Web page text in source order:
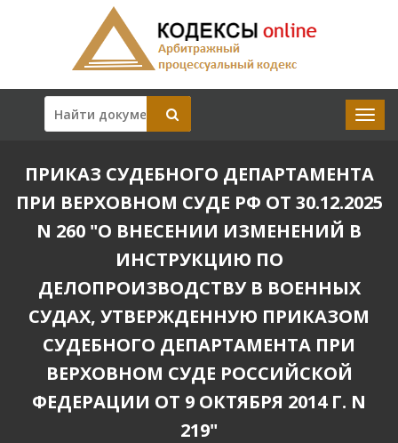
ПРИКАЗ СУДЕБНОГО ДЕПАРТАМЕНТА
ПРИ ВЕРХОВНОМ СУДЕ РФ ОТ 30.12.2025
N 260 "О ВНЕСЕНИИ ИЗМЕНЕНИЙ В
ИНСТРУКЦИЮ ПО
ДЕЛОПРОИЗВОДСТВУ В ВОЕННЫХ
СУДАХ, УТВЕРЖДЕННУЮ ПРИКАЗОМ
СУДЕБНОГО ДЕПАРТАМЕНТА ПРИ
ВЕРХОВНОМ СУДЕ РОССИЙСКОЙ
ФЕДЕРАЦИИ ОТ 9 ОКТЯБРЯ 2014 Г. N
219"